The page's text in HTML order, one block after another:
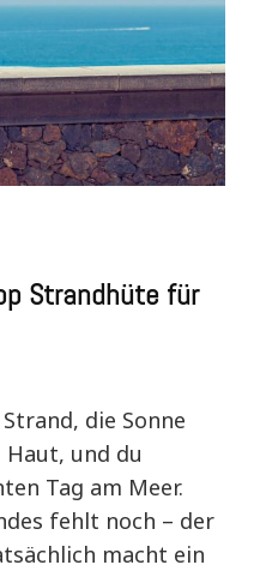
Strandhüte für
die Sonne
und du
Tag am Meer.
fehlt noch – der
macht ein